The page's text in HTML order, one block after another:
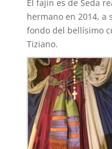
El fajín es de Seda
hermano en 2014, a
fondo del bellísimo
Tiziano.